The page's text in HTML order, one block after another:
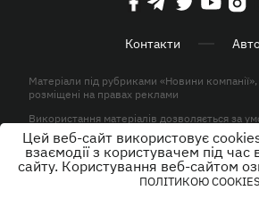
Контакти
Матеріали під рубриками «Новини компанії»,
розміщені на правах реклами
Використання матеріалів дозволяється за
активного гіперпосилання на KP.UA в
© ТОВ «ЮЛАВ МЕДІА» 2026. Всі права
Цей веб-сайт використовує
взаємодії з користувачем під час
сайту. Користування веб-сайтом
ПОЛІТИКОЮ COOKIES